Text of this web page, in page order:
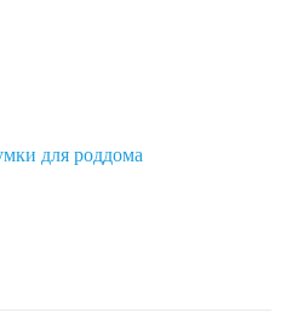
для роддома